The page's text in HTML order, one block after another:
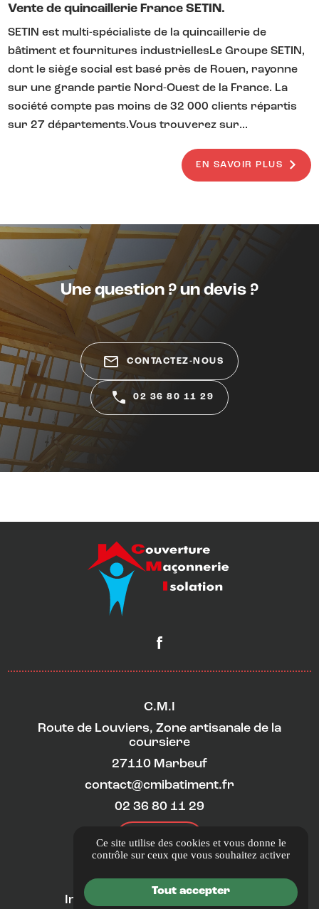
Vente de quincaillerie France SETIN.
SETIN est multi-spécialiste de la quincaillerie de
bâtiment et fournitures industriellesLe Groupe SETIN,
dont le siège social est basé près de Rouen, rayonne
sur une grande partie Nord-Ouest de la France. La
société compte pas moins de 32 000 clients répartis
sur 27 départements.Vous trouverez sur...
EN SAVOIR PLUS
Une question ? un devis ?
mail_outline CONTACTEZ-NOUS
02 36 80 11 29
C.M.I
Route de Louviers, Zone artisanale de la
coursiere
27110 Marbeuf
contact@cmibatiment.fr
02 36 80 11 29
ITINÉRAIRE
LIENS UTILES
Informations complémentaires
Ce site utilise des cookies et vous donne le
contrôle sur ceux que vous souhaitez activer
Tout accepter